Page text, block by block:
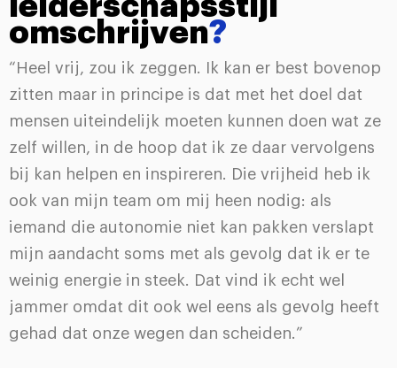
leiderschapsstijl
omschrijven?
“Heel vrij, zou ik zeggen. Ik kan er best bovenop
zitten maar in principe is dat met het doel dat
mensen uiteindelijk moeten kunnen doen wat ze
zelf willen, in de hoop dat ik ze daar vervolgens
bij kan helpen en inspireren. Die vrijheid heb ik
ook van mijn team om mij heen nodig: als
iemand die autonomie niet kan pakken verslapt
mijn aandacht soms met als gevolg dat ik er te
weinig energie in steek. Dat vind ik echt wel
jammer omdat dit ook wel eens als gevolg heeft
gehad dat onze wegen dan scheiden.”